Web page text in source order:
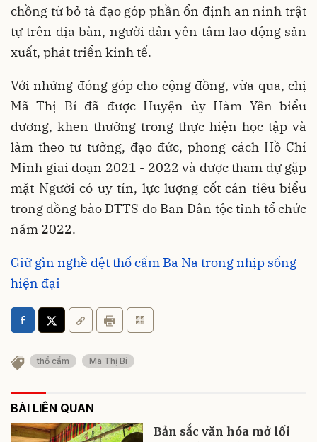
chồng từ bỏ tà đạo góp phần ổn định an ninh trật
tự trên địa bàn, người dân yên tâm lao động sản
xuất, phát triển kinh tế.
Với những đóng góp cho cộng đồng, vừa qua, chị
Mã Thị Bí đã được Huyện ủy Hàm Yên biểu
dương, khen thưởng trong thực hiện học tập và
làm theo tư tưởng, đạo đức, phong cách Hồ Chí
Minh giai đoạn 2021 - 2022 và được tham dự gặp
mặt Người có uy tín, lực lượng cốt cán tiêu biểu
trong đồng bào DTTS do Ban Dân tộc tỉnh tổ chức
năm 2022.
Giữ gìn nghề dệt thổ cẩm Ba Na trong nhịp sống
hiện đại
thổ cẩm Mã Thị Bí
BÀI LIÊN QUAN
Bản sắc văn hóa mở lối